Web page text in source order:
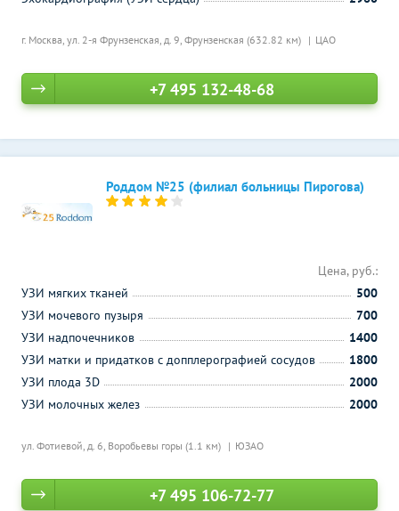
г. Москва, ул. 2-я Фрунзенская, д. 9, Фрунзенская (632.82 км) ЦАО
+7 495 132-48-68
Роддом №25 (филиал больницы Пирогова)
ул. Фотиевой, д. 6, Воробьевы горы (1.1 км) ЮЗАО
Цена, руб.:
УЗИ мягких тканей
500
УЗИ мочевого пузыря
700
УЗИ надпочечников
1400
УЗИ матки и придатков с допплерографией сосудов
1800
УЗИ плода 3D
2000
УЗИ молочных желез
2000
+7 495 106-72-77